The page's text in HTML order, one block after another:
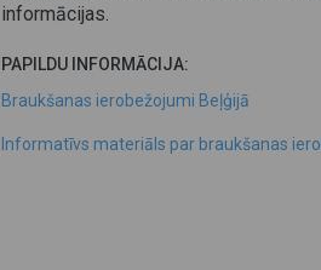
informācijas.
PAPILDU INFORMĀCIJA:
Braukšanas ierobežojumi Beļģijā
Informatīvs materiāls par braukšanas